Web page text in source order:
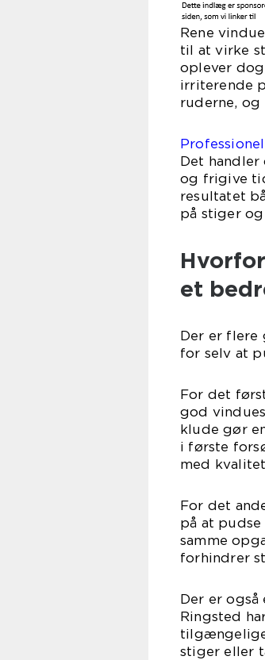
Rene
til at virke
oplever
irriterende
ruderne,
Det
og frigive
resultatet
på stiger
et
Der er flere
for selv at
For det
god
klude gør
i første
med
For det
på at
samme
forhindrer
Der er
Ringsted
stiger eller